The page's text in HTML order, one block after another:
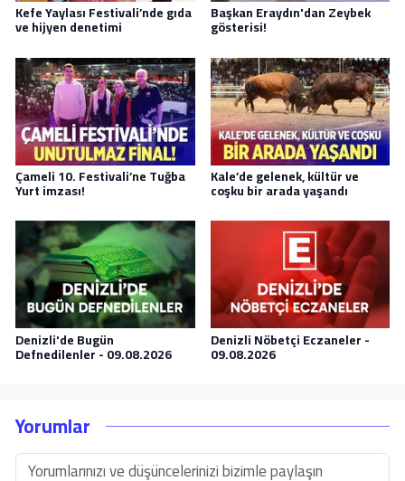
Kefe Yaylası Festivali’nde gıda
ve hijyen denetimi
Başkan Eraydın'dan Zeybek
gösterisi!
Çameli 10. Festivali’ne Tuğba
Yurt imzası!
Kale’de gelenek, kültür ve
coşku bir arada yaşandı
Denizli'de Bugün
Defnedilenler - 09.08.2026
Denizli Nöbetçi Eczaneler -
09.08.2026
Yorumlar